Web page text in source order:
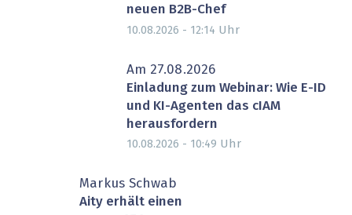
neuen B2B-Chef
10.08.2026 - 12:14 Uhr
Am 27.08.2026
Einladung zum Webinar: Wie E-ID
und KI-Agenten das cIAM
herausfordern
10.08.2026 - 10:49 Uhr
Markus Schwab
Aity erhält einen